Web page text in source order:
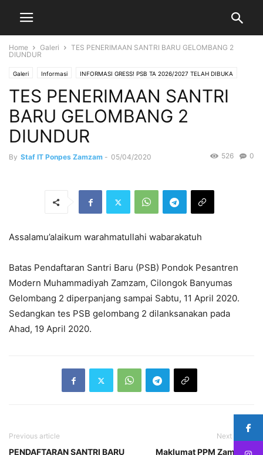
Home Galeri
TES PENERIMAAN SANTRI BARU GELOMBANG 2
DIUNDUR
Galeri Informasi INFORMASI GRESS! PSB TA 2026/2027 TELAH DIBUKA
Kegiatan Akademik
TES PENERIMAAN SANTRI
BARU GELOMBANG 2
DIUNDUR
By Staf IT Ponpes Zamzam - 05/04/2020 0
526
Assalamu’alaikum warahmatullahi wabarakatuh
Batas Pendaftaran Santri Baru (PSB) Pondok Pesantren
Modern Muhammadiyah Zamzam, Cilongok Banyumas
Gelombang 2 diperpanjang sampai Sabtu, 11 April 2020.
Sedangkan tes PSB gelombang 2 dilanksanakan pada
Ahad, 19 April 2020.
Previous article
PENDAFTARAN SANTRI BARU
Next article
Maklumat PPM Zam Zam